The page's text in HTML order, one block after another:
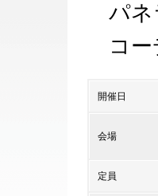
パネ
コー
開催日
会場
定員